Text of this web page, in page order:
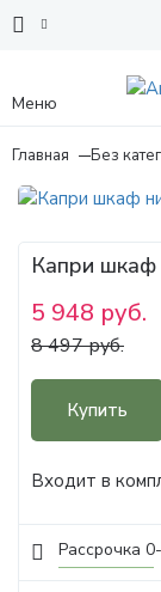
Меню
Главная Без
Рассрочка
Капри
5 948 руб.
8 497 руб.
Купить
Входит в